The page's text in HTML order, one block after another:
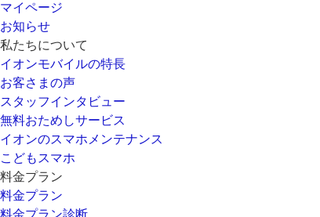
マイページ
お知らせ
私たちについて
イオンモバイルの特長
お客さまの声
スタッフインタビュー
無料おためしサービス
イオンのスマホメンテナンス
こどもスマホ
料金プラン
料金プラン
料金プラン診断